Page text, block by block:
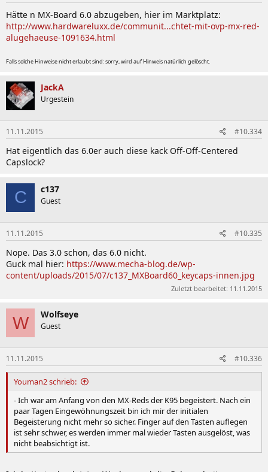
Hätte n MX-Board 6.0 abzugeben, hier im Marktplatz:
http://www.hardwareluxx.de/communit...chtet-mit-ovp-mx-red-
alugehaeuse-1091634.html
Falls solche Hinweise nicht erlaubt sind: sorry, wird auf Hinweis natürlich gelöscht.
JackA
Urgestein
11.11.2015 #10.334
Hat eigentlich das 6.0er auch diese kack Off-Off-Centered
Capslock?
C c137
Guest
11.11.2015 #10.335
Nope. Das 3.0 schon, das 6.0 nicht.
Guck mal hier: https://www.mecha-blog.de/wp-
content/uploads/2015/07/c137_MXBoard60_keycaps-innen.jpg
Zuletzt bearbeitet: 11.11.2015
W Wolfseye
Guest
11.11.2015 #10.336
Youman2 schrieb:
- Ich war am Anfang von den MX-Reds der K95 begeistert. Nach ein
paar Tagen Eingewöhnungszeit bin ich mir der initialen
Begeisterung nicht mehr so sicher. Finger auf den Tasten auflegen
ist sehr schwer, es werden immer mal wieder Tasten ausgelöst, was
nicht beabsichtigt ist.